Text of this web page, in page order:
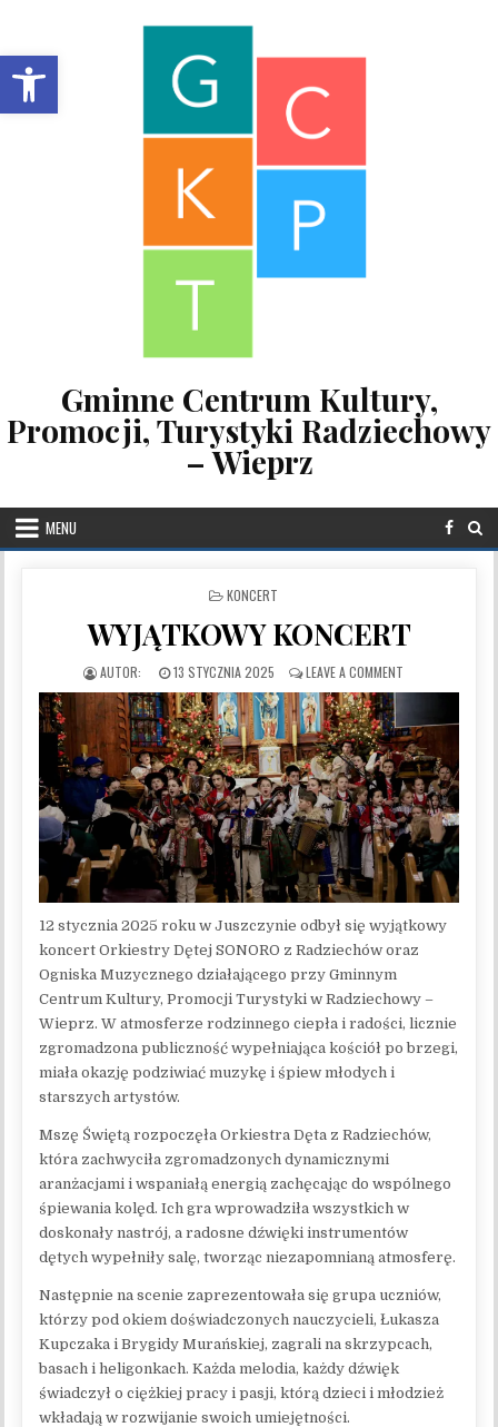
Open toolbar
Gminne Centrum Kultury,
Promocji, Turystyki Radziechowy
– Wieprz
MENU
POSTED IN
KONCERT
WYJĄTKOWY KONCERT
PUBLISHED DATE:
13 STYCZNIA 2025 LEAVE A COMMENT
12 stycznia 2025 roku w Juszczynie odbył się wyjątkowy
koncert Orkiestry Dętej SONORO z Radziechów oraz
Ogniska Muzycznego działającego przy Gminnym
Centrum Kultury, Promocji Turystyki w Radziechowy –
Wieprz. W atmosferze rodzinnego ciepła i radości, licznie
zgromadzona publiczność wypełniająca kościół po brzegi,
miała okazję podziwiać muzykę i śpiew młodych i
starszych artystów.
Mszę Świętą rozpoczęła Orkiestra Dęta z Radziechów,
która zachwyciła zgromadzonych dynamicznymi
aranżacjami i wspaniałą energią zachęcając do wspólnego
śpiewania kolęd. Ich gra wprowadziła wszystkich w
doskonały nastrój, a radosne dźwięki instrumentów
dętych wypełniły salę, tworząc niezapomnianą atmosferę.
Następnie na scenie zaprezentowała się grupa uczniów,
którzy pod okiem doświadczonych nauczycieli, Łukasza
Kupczaka i Brygidy Murańskiej, zagrali na skrzypcach,
basach i heligonkach. Każda melodia, każdy dźwięk
świadczył o ciężkiej pracy i pasji, którą dzieci i młodzież
wkładają w rozwijanie swoich umiejętności.